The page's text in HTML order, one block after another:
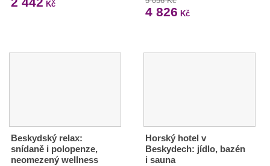
Kč
4 826 Kč
Beskydský relax:
snídaně i polopenze,
neomezený wellness
Horský hotel v
Beskydech: jídlo, bazén
i sauna